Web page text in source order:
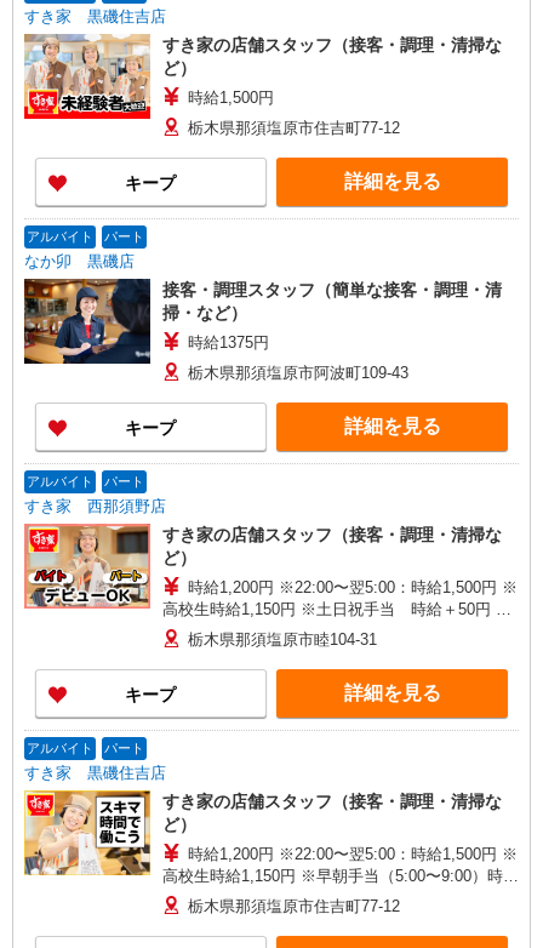
すき家 黒磯住吉店
すき家の店舗スタッフ（接客・調理・清掃な
ど）
時給1,500円
栃木県那須塩原市住吉町77-12
キープ 詳細を見る
アルバイト パート
なか卯 黒磯店
接客・調理スタッフ（簡単な接客・調理・清
掃・など）
時給1375円
栃木県那須塩原市阿波町109-43
キープ 詳細を見る
アルバイト パート
すき家 西那須野店
すき家の店舗スタッフ（接客・調理・清掃な
ど）
時給1,200円 ※22:00〜翌5:00：時給1,500円 ※
高校生時給1,150円 ※土日祝手当 時給＋50円 ※
早朝手当（5:00〜9:00）時給＋150円
栃木県那須塩原市睦104-31
キープ 詳細を見る
アルバイト パート
すき家 黒磯住吉店
すき家の店舗スタッフ（接客・調理・清掃な
ど）
時給1,200円 ※22:00〜翌5:00：時給1,500円 ※
高校生時給1,150円 ※早朝手当（5:00〜9:00）時給
＋150円
栃木県那須塩原市住吉町77-12